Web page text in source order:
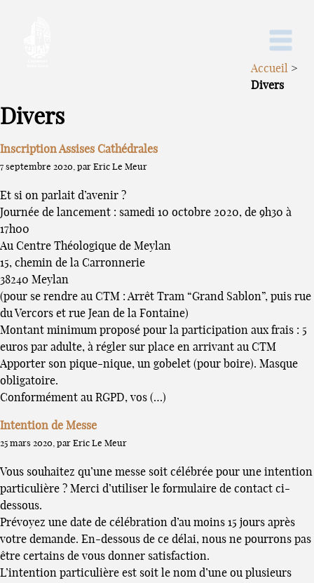
Accueil >
Divers
Divers
Inscription Assises Cathédrales
7 septembre 2020, par Eric Le Meur
Et si on parlait d’avenir ?
Journée de lancement : samedi 10 octobre 2020, de 9h30 à
17h00
Au Centre Théologique de Meylan
15, chemin de la Carronnerie
38240 Meylan
(pour se rendre au CTM : Arrêt Tram “Grand Sablon”, puis rue
du Vercors et rue Jean de la Fontaine)
Montant minimum proposé pour la participation aux frais : 5
euros par adulte, à régler sur place en arrivant au CTM
Apporter son pique-nique, un gobelet (pour boire). Masque
obligatoire.
Conformément au RGPD, vos (…)
Intention de Messe
25 mars 2020, par Eric Le Meur
Vous souhaitez qu’une messe soit célébrée pour une intention
particulière ? Merci d’utiliser le formulaire de contact ci-
dessous.
Prévoyez une date de célébration d’au moins 15 jours après
votre demande. En-dessous de ce délai, nous ne pourrons pas
être certains de vous donner satisfaction.
L’intention particulière est soit le nom d’une ou plusieurs